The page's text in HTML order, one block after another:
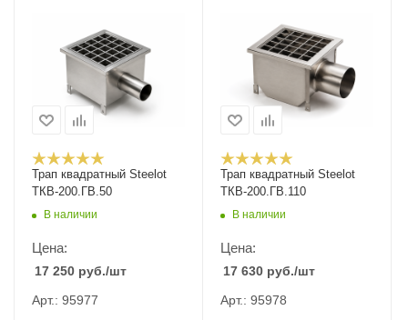
Трап квадратный Steelot
ТКВ-200.ГВ.50
В наличии
Цена:
17 250 руб./шт
Арт.: 95977
Трап квадратный Steelot
ТКВ-200.ГВ.110
В наличии
Цена:
17 630 руб./шт
Арт.: 95978